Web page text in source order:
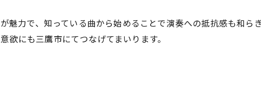
魅力で、知っている曲から始めることで演奏への抵抗感も和ら
欲にも三鷹市にてつなげてまいります。
お申し込みはこちら